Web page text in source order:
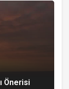
Önerisi